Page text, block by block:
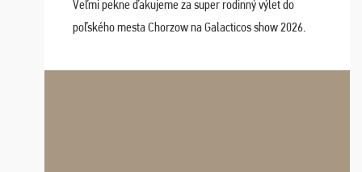
Veľmi pekne ďakujeme za super rodinný výlet do
poľského mesta Chorzow na Galacticos show 2026.
Navštívili sme aj zábavný park Legendia, previe ...